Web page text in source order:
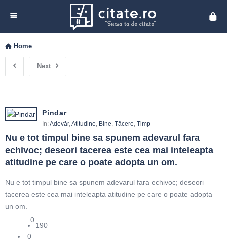
Home
Next
Pindar
In:Adevăr,Atitudine, Bine, Tăcere, Timp
Nu e tot timpul bine sa spunem adevarul fara
echivoc; deseori tacerea este cea mai inteleapta
atitudine pe care o poate adopta un om.
Nu e tot timpul bine sa spunem adevarul fara echivoc; deseori
tacerea este cea mai inteleapta atitudine pe care o poate adopta
un om.
0
190
0